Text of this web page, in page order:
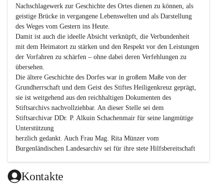
Nachschlagewerk zur Geschichte des Ortes dienen zu können, als
geistige Brücke in vergangene Lebenswelten und als Darstellung
des Weges vom Gestern ins Heute.
Damit ist auch die ideelle Absicht verknüpft, die Verbundenheit
mit dem Heimatort zu stärken und den Respekt vor den Leistungen
der Vorfahren zu schärfen – ohne dabei deren Verfehlungen zu
übersehen.
Die ältere Geschichte des Dorfes war in großem Maße von der
Grundherrschaft und dem Geist des Stiftes Heiligenkreuz geprägt,
sie ist weitgehend aus den reichhaltigen Dokumenten des
Stiftsarchivs nachvollziehbar. An dieser Stelle sei dem
Stiftsarchivar DDr. P. Alkuin Schachenmair für seine langmütige
Unterstützung
herzlich gedankt. Auch Frau Mag. Rita Münzer vom
Burgenländischen Landesarchiv sei für ihre stete Hilfsbereitschaft
Dank gilt den Textautoren dieser Chronik, dem kleinen
Redaktionsteam, für die gute Zusammenarbeit.
Kontakte